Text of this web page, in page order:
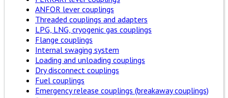
ANFOR lever couplings
Threaded couplings and adapters
LPG, LNG, cryogenic gas couplings
Flange couplings
Internal swaging system
Loading and unloading couplings
Dry disconnect couplings
Fuel couplings
Emergency release couplings (breakaway couplings)